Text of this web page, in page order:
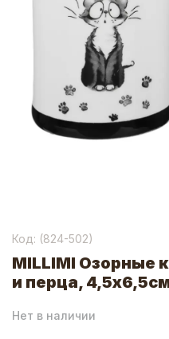
Код: (824-502)
MILLIMI Озорные
и перца,
Нет в наличии